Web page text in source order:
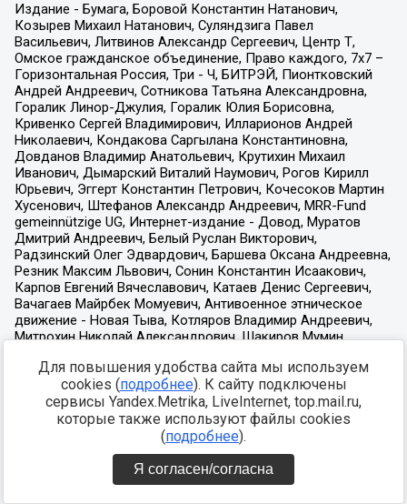
Для повышения удобства сайта мы используем
cookies (подробнее). К сайту подключены
сервисы Yandex.Metrika, LiveInternet, top.mail.ru,
которые также используют файлы cookies
(подробнее).
Я согласен/согласна